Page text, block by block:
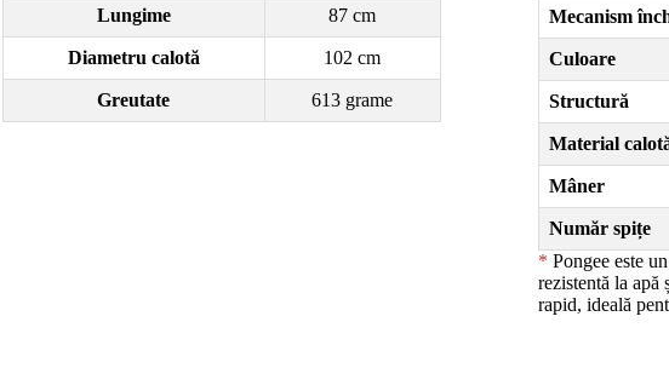
Lungime 87 cm
Diametru calotă 102 cm
Greutate 613 grame
Mecanism
Culoare
Structură
Material
Mâner
Număr spițe
* Pongee este
rezistentă la apă
rapid, ideală